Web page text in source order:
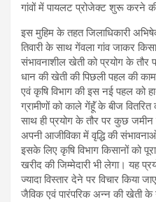
गांवों में पायलट प्रोजेक्ट शुरू करने
इस मुहिम के तहत जिलाधिकारी
तिवारी के साथ गेंवला गांव जाकर
संभावनाशील खेती को प्रयोग के
धान की खेती की पिछली पहल की
एवं कृषि विभाग की इस नई पहल को
ग्रामीणों को काले गेंहॅूं के बीज
साथ ही प्रयोग के तौर पर कुछ
अपनी आजीविका में वृद्धि की
इसके लिए कृषि विभाग किसानों को
खरीद की जिम्मेदारी भी लेगा। यह
ज्यादा विस्तार देने पर विचार किया
जैविक एवं पारंपरिक अन्न की खेती